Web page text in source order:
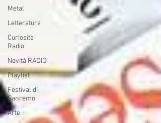
Metal
Letteratura
Curiosità
Radio
Novità RADIO
Playlist
Festival di
Sanremo
Arte